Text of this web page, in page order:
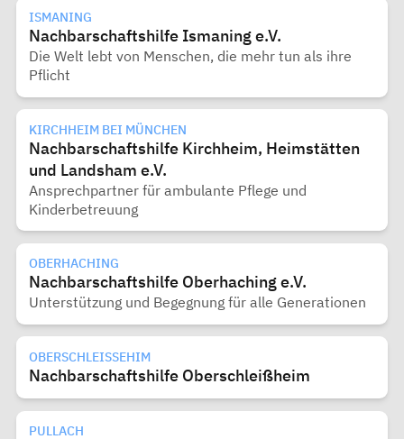
ISMANING
Nachbarschaftshilfe Ismaning e.V.
Die Welt lebt von Menschen, die mehr tun als ihre
Pflicht
KIRCHHEIM BEI MÜNCHEN
Nachbarschaftshilfe Kirchheim, Heimstätten
und Landsham e.V.
Ansprechpartner für ambulante Pflege und
Kinderbetreuung
OBERHACHING
Nachbarschaftshilfe Oberhaching e.V.
Unterstützung und Begegnung für alle Generationen
OBERSCHLEISSEHIM
Nachbarschaftshilfe Oberschleißheim
PULLACH